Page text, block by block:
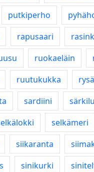
putkiperho
rapusaari
ruokaeläin
ruutukukka rysä
sardiini
selkämeri
siikaranta
sinikurki